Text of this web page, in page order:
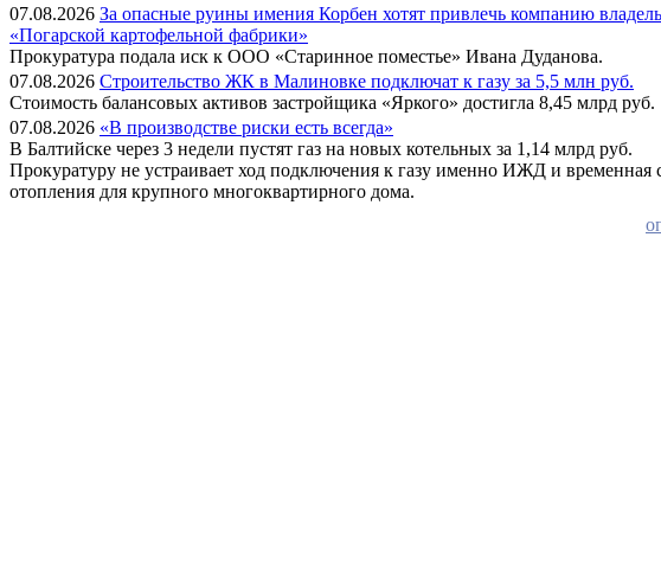
07.08.2026 За опасные руины имения Корбен хотят привлечь компанию
«Погарской картофельной фабрики»
Прокуратура подала иск к ООО «Старинное поместье» Ивана Дуданова.
07.08.2026 Строительство ЖК в Малиновке подключат к газу за 5,5 млн руб.
Стоимость балансовых активов застройщика «Яркого» достигла 8,45 млрд руб.
07.08.2026 «В производстве риски есть всегда»
В Балтийске через 3 недели пустят газ на новых котельных за 1,14 млрд руб.
Прокуратуру не устраивает ход подключения к газу именно ИЖД и временная
отопления для крупного многоквартирного дома.